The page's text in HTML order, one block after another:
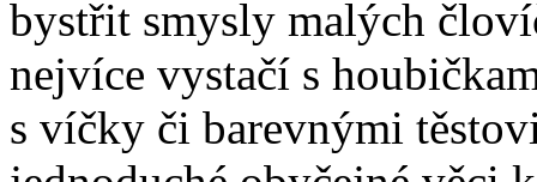
bystřit smysly malých
nejvíce vystačí s
s víčky či barevnými